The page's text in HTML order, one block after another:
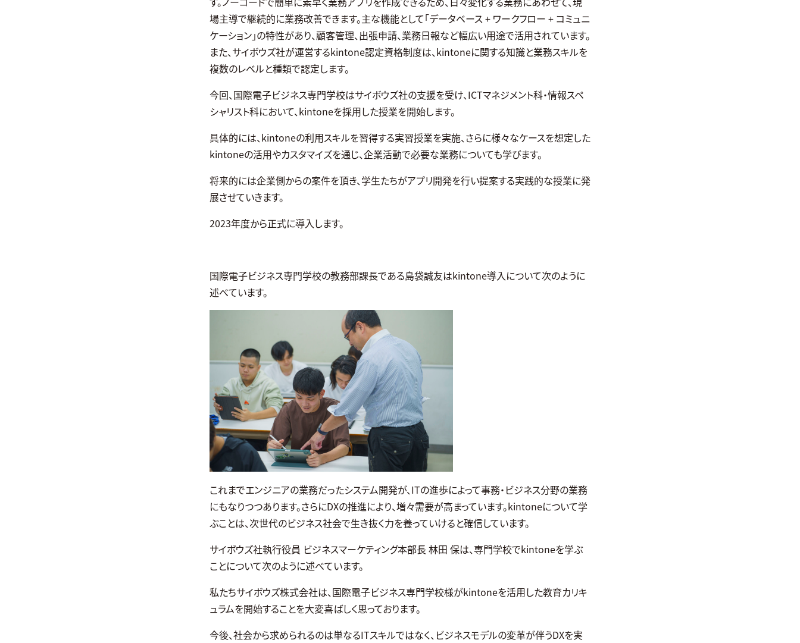
場主導で継続的に業務改善できます。主な機能として「データベース + ワークフロー + コミュニ
ケーション」の特性があり、顧客管理、出張申請、業務日報など幅広い用途で活用されています。
また、サイボウズ社が運営するkintone認定資格制度は、kintoneに関する知識と業務スキルを
複数のレベルと種類で認定します。
今回、国際電子ビジネス専門学校はサイボウズ社の支援を受け、ICTマネジメント科・情報スペ
シャリスト科において、kintoneを採用した授業を開始します。
具体的には、kintoneの利用スキルを習得する実習授業を実施、さらに様々なケースを想定した
kintoneの活用やカスタマイズを通じ、企業活動で必要な業務についても学びます。
将来的には企業側からの案件を頂き、学生たちがアプリ開発を行い提案する実践的な授業に発
展させていきます。
2023年度から正式に導入します。
国際電子ビジネス専門学校の教務部課長である島袋誠友はkintone導入について次のように
述べています。
これまでエンジニアの業務だったシステム開発が、ITの進歩によって事務・ビジネス分野の業務
にもなりつつあります。さらにDXの推進により、増々需要が高まっています。kintoneについて学
ぶことは、次世代のビジネス社会で生き抜く力を養っていけると確信しています。
サイボウズ社執行役員 ビジネスマーケティング本部長 林田 保は、専門学校でkintoneを学ぶ
ことについて次のように述べています。
私たちサイボウズ株式会社は、国際電子ビジネス専門学校様がkintoneを活用した教育カリキ
ュラムを開始することを大変喜ばしく思っております。
今後、社会から求められるのは単なるITスキルではなく、ビジネスモデルの変革が伴うDXを実